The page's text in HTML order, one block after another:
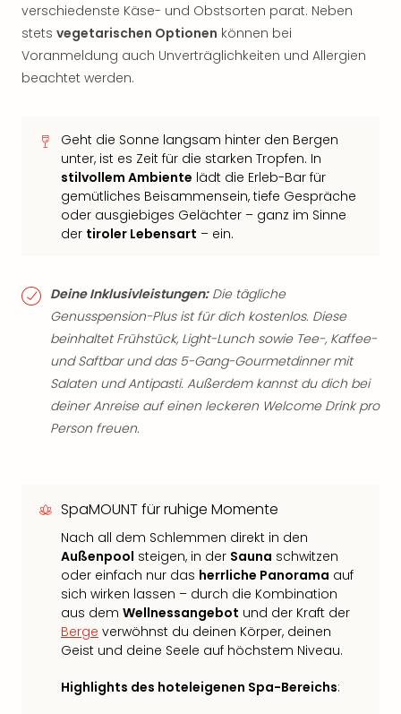
verschiedenste Käse- und Obstsorten parat. Neben
stets vegetarischen Optionen können bei
Voranmeldung auch Unverträglichkeiten und Allergien
beachtet werden.
Geht die Sonne langsam hinter den Bergen
unter, ist es Zeit für die starken Tropfen. In
stilvollem Ambiente lädt die Erleb-Bar für
gemütliches Beisammensein, tiefe Gespräche
oder ausgiebiges Gelächter – ganz im Sinne
der tiroler Lebensart – ein.
Deine Inklusivleistungen:Die tägliche
Genusspension-Plus ist für dich kostenlos. Diese
beinhaltet Frühstück, Light-Lunch sowie Tee-, Kaffee-
und Saftbar und das 5-Gang-Gourmetdinner mit
Salaten und Antipasti. Außerdem kannst du dich bei
deiner Anreise auf einen leckeren Welcome Drink pro
Person freuen.
SpaMOUNT für ruhige Momente
Nach all dem Schlemmen direkt in den
Außenpool steigen, in der Sauna schwitzen
oder einfach nur das herrliche Panorama auf
sich wirken lassen – durch die Kombination
aus dem Wellnessangebot und der Kraft der
Berge verwöhnst du deinen Körper, deinen
Geist und deine Seele auf höchstem Niveau.
Highlights des hoteleigenen Spa-Bereichs: